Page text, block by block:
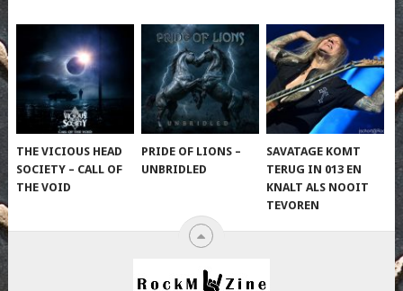
THE VICIOUS HEAD
SOCIETY – CALL OF
THE VOID
PRIDE OF LIONS –
UNBRIDLED
SAVATAGE KOMT
TERUG IN 013 EN
KNALT ALS NOOIT
TEVOREN